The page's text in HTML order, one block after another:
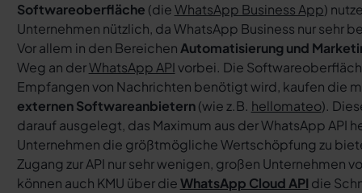
Softwareoberfläche (dieWhatsApp Business App)
Unternehmen nützlich, da WhatsApp Business nur sehr
Vor allem in den Bereichen Automatisierung und
Weg an derWhatsApp API vorbei. Die
Empfangen von Nachrichten benötigt wird, kaufen die
externen Softwareanbietern(wie z.B. hellomateo).
darauf ausgelegt, das Maximum aus der WhatsApp API
Unternehmen die größtmögliche Wertschöpfung zu
Zugang zur API nur sehr wenigen, großen Unternehmen
können auch KMU über dieWhatsApp Cloud API die